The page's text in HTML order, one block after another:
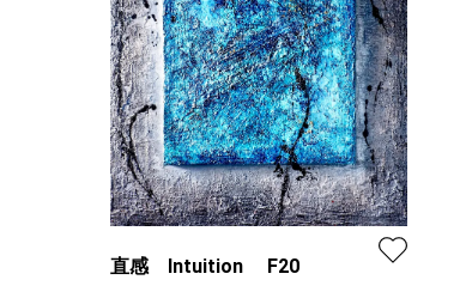
直感 Intuition F20